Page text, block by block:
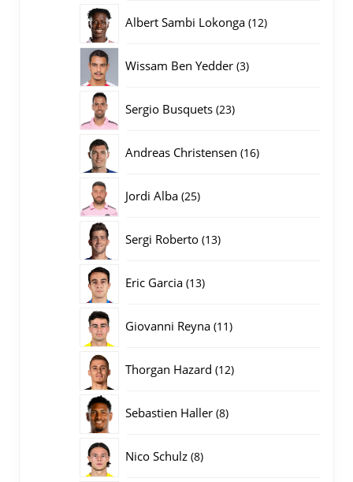
Albert Sambi Lokonga 1212
Wissam Ben Yedder 33
Sergio Busquets 2323
Andreas Christensen 1616
Jordi Alba 2525
Sergi Roberto 1313
Eric Garcia 1313
Giovanni Reyna 1111
Thorgan Hazard 1212
Sebastien Haller 88
Nico Schulz 88